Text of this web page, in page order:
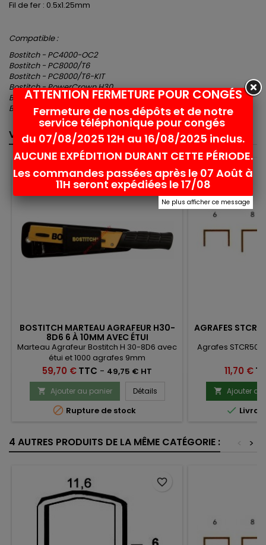
Fil de fer : 0.5x1.25mm
Compatible :
Bostitch - PC4000-OC2
Bostitch - PC8000/T6
Bostitch - PC8000/T6-KIT
Bostitch - PowerCrown H30
Bostitch - T5-8
Bostitch - USO56
VOUS POURRIEZ AUSSI AIMER <
Rupture de stock
BOSTITCH MARTEAU AGRAFEUR H30-
8D6 6 À 10MM AVEC ÉTUI
Marteau Agrafeur Bostitch H 30-8D6 avec
étui et 1000 agrafes 9mm
Prix
59,70 €TTC - 49,75 € HT
 Ajouter au panier Détails
 Rupture de stock
favorite_border
AGRAFES
Agrafes
Prix
11,70 €
 Ajouter au

4 AUTRES PRODUITS DE LA MÊME CATÉGORIE : >
<
favorite_border
ATTENTION FERMETURE POUR CONGÉS
Fermeture de nos dépôts et de notre
service téléphonique pour congés
du 07/08/2025 12H au 16/08/2025 inclus.
AUCUNE EXPÉDITION DURANT CETTE PÉRIODE.
Les commandes passées après le 07 Août à
11H seront expédiées le 17/08
Ne plus afficher ce message